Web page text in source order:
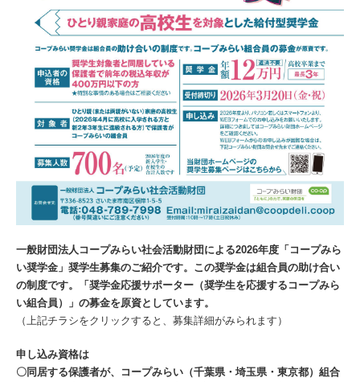
一般財団法人コープみらい社会活動財団による2026年度「コープみら
い奨学金」奨学生募集のご紹介です。この奨学金は組合員の助け合い
の制度です。「奨学金応援サポーター（奨学生を応援するコープみら
い組合員）」の募金を原資としています。
（上記チラシをクリックすると、募集詳細がみられます）
申し込み資格は
〇同居する保護者が、コープみらい（千葉県・埼玉県・東京都）組合